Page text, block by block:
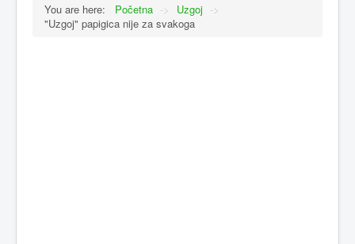
You are here: Početna -> Uzgoj ->
"Uzgoj" papigica nije za svakoga